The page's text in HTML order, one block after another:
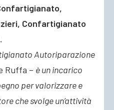
Confartigianato
Autoriparazione
Ruffa – è un incarico
per valorizzare e
che svolge un’attività